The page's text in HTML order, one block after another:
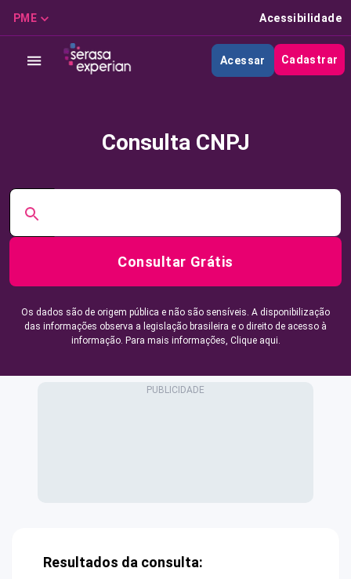
PME Acessibilidade
Acessar Cadastrar
Consulta CNPJ
Consultar Grátis
Os dados são de origem pública e não são sensíveis. A disponibilização
das informações observa a legislação brasileira e o direito de acesso à
informação. Para mais informações, Clique aqui.
Resultados da consulta: